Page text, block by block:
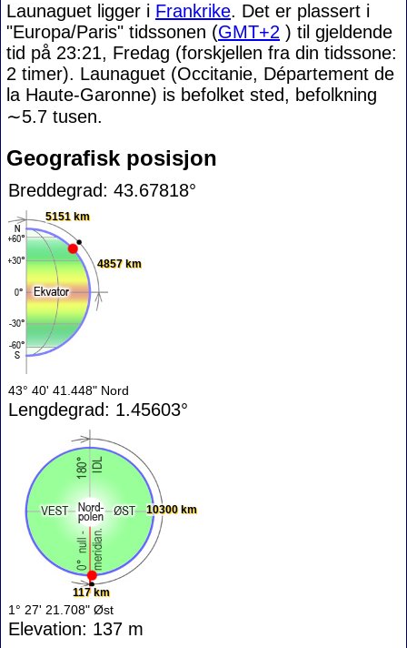
Launaguet ligger i Frankrike. Det er plassert i
"Europa/Paris" tidssonen (GMT+2 ) til gjeldende
tid på 23:21, Fredag (forskjellen fra din tidssone:
2 timer). Launaguet (Occitanie, Département de
la Haute-Garonne) is befolket sted, befolkning
∼5.7 tusen.
Geografisk posisjon
Breddegrad: 43.67818°
5151 km
4857 km
43° 40' 41.448" Nord
Lengdegrad: 1.45603°
117 km
10300 km
1° 27' 21.708" Øst
Elevation: 137 m